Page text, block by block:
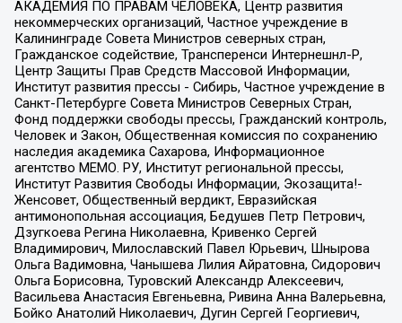
АКАДЕМИЯ ПО ПРАВАМ ЧЕЛОВЕКА, Центр развития
некоммерческих организаций, Частное учреждение в
Калининграде Совета Министров северных стран,
Гражданское содействие, Трансперенси Интернешнл-Р,
Центр Защиты Прав Средств Массовой Информации,
Институт развития прессы - Сибирь, Частное учреждение в
Санкт-Петербурге Совета Министров Северных Стран,
Фонд поддержки свободы прессы, Гражданский контроль,
Человек и Закон, Общественная комиссия по сохранению
наследия академика Сахарова, Информационное
агентство МЕМО. РУ, Институт региональной прессы,
Институт Развития Свободы Информации, Экозащита!-
Женсовет, Общественный вердикт, Евразийская
антимонопольная ассоциация, Бедушев Петр Петрович,
Дзугкоева Регина Николаевна, Кривенко Сергей
Владимирович, Милославский Павел Юрьевич, Шнырова
Ольга Вадимовна, Чанышева Лилия Айратовна, Сидорович
Ольга Борисовна, Туровский Александр Алексеевич,
Васильева Анастасия Евгеньевна, Ривина Анна Валерьевна,
Бойко Анатолий Николаевич, Дугин Сергей Георгиевич,